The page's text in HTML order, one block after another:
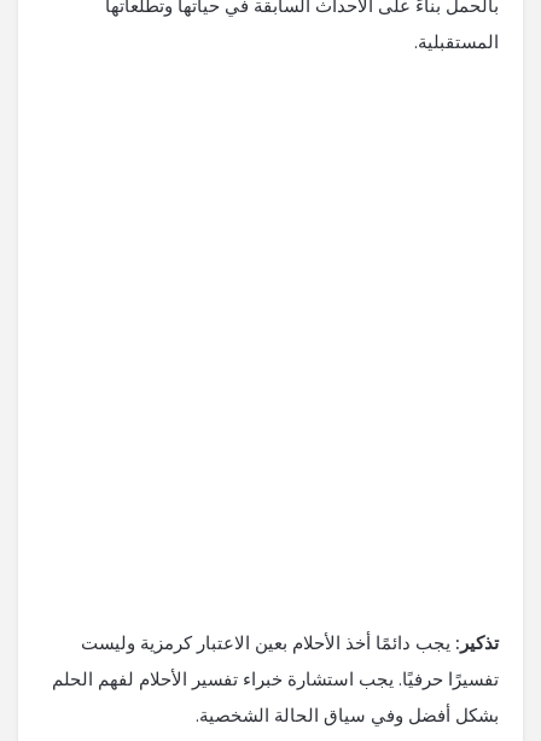
بالحمل بناءً على الأحداث السابقة في حياتها وتطلعاتها
المستقبلية.
تذكير: يجب دائمًا أخذ الأحلام بعين الاعتبار كرمزية وليست
تفسيرًا حرفيًا. يجب استشارة خبراء تفسير الأحلام لفهم الحلم
بشكل أفضل وفي سياق الحالة الشخصية.